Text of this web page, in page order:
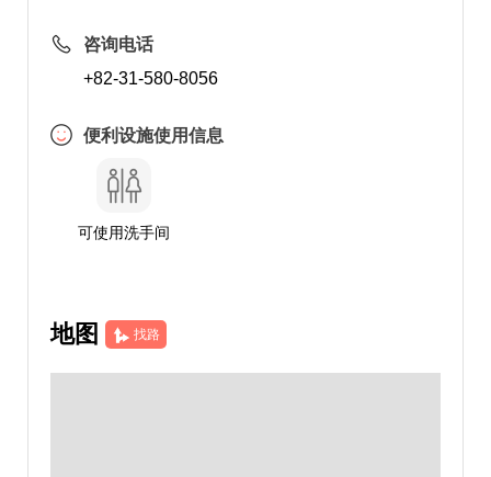
咨询电话
+82-31-580-8056
便利设施使用信息
可使用洗手间
地图 找路